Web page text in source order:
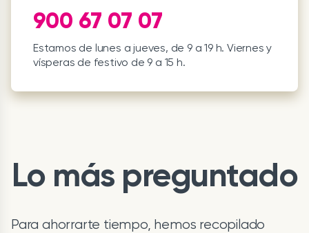
900 67 07 07
Estamos de lunes a jueves, de 9 a 19 h. Viernes y
vísperas de festivo de 9 a 15 h.
Lo más preguntado
Para ahorrarte tiempo, hemos recopilado